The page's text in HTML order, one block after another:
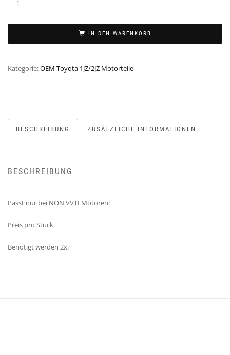
IN DEN WARENKORB
Kategorie:OEM Toyota 1JZ/2JZ Motorteile
BESCHREIBUNG ZUSÄTZLICHE INFORMATIONEN
BESCHREIBUNG
Passt nur bei NON VVTI Motoren!
Preis pro Stück.
Benötigt werden 2x.